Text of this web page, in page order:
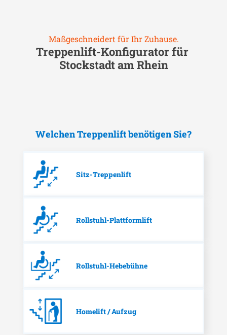
Maßgeschneidert für Ihr Zuhause.
Treppenlift-Konfigurator für
Stockstadt am Rhein
Welchen Treppenlift benötigen Sie?
Sitz-Treppenlift
Rollstuhl-Plattformlift
Rollstuhl-Hebebühne
Homelift / Aufzug